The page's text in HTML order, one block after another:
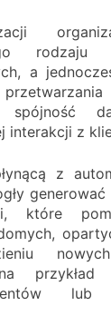
rodzaju
a
spójność
interakcji z
z
które
przykład
lub